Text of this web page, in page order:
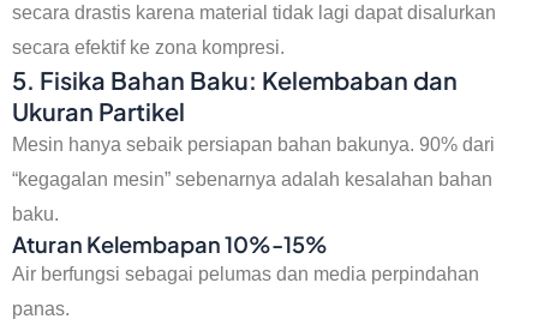
secara drastis karena material tidak lagi dapat disalurkan
secara efektif ke zona kompresi.
5. Fisika Bahan Baku: Kelembaban dan
Ukuran Partikel
Mesin hanya sebaik persiapan bahan bakunya. 90% dari
“kegagalan mesin” sebenarnya adalah kesalahan bahan
baku.
Aturan Kelembapan 10%-15%
Air berfungsi sebagai pelumas dan media perpindahan
panas.